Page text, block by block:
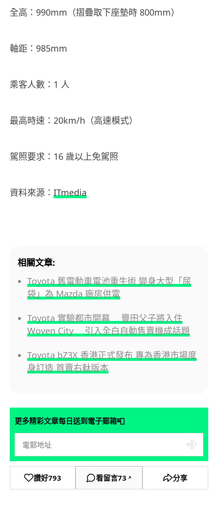
全高：990mm（摺疊取下座墊時 800mm）
軸距：985mm
乘客人數：1 人
最高時速：20km/h（高速模式）
駕照要求：16 歲以上免駕照
資料來源： ITmedia
相關文章:
Toyota 舊電動車電池重生術 變身大型「尿
袋」為 Mazda 廠房供電
Toyota 實驗都市開幕 豐田父子將入住
Woven City 引入全白自動售賣機成話題
Toyota bZ3X 香港正式發布 專為香港市場度
身訂造 首賣右軚版本
更多精彩文章每日送到電子郵箱📮
讚好793 看留言73 ↗ 分享